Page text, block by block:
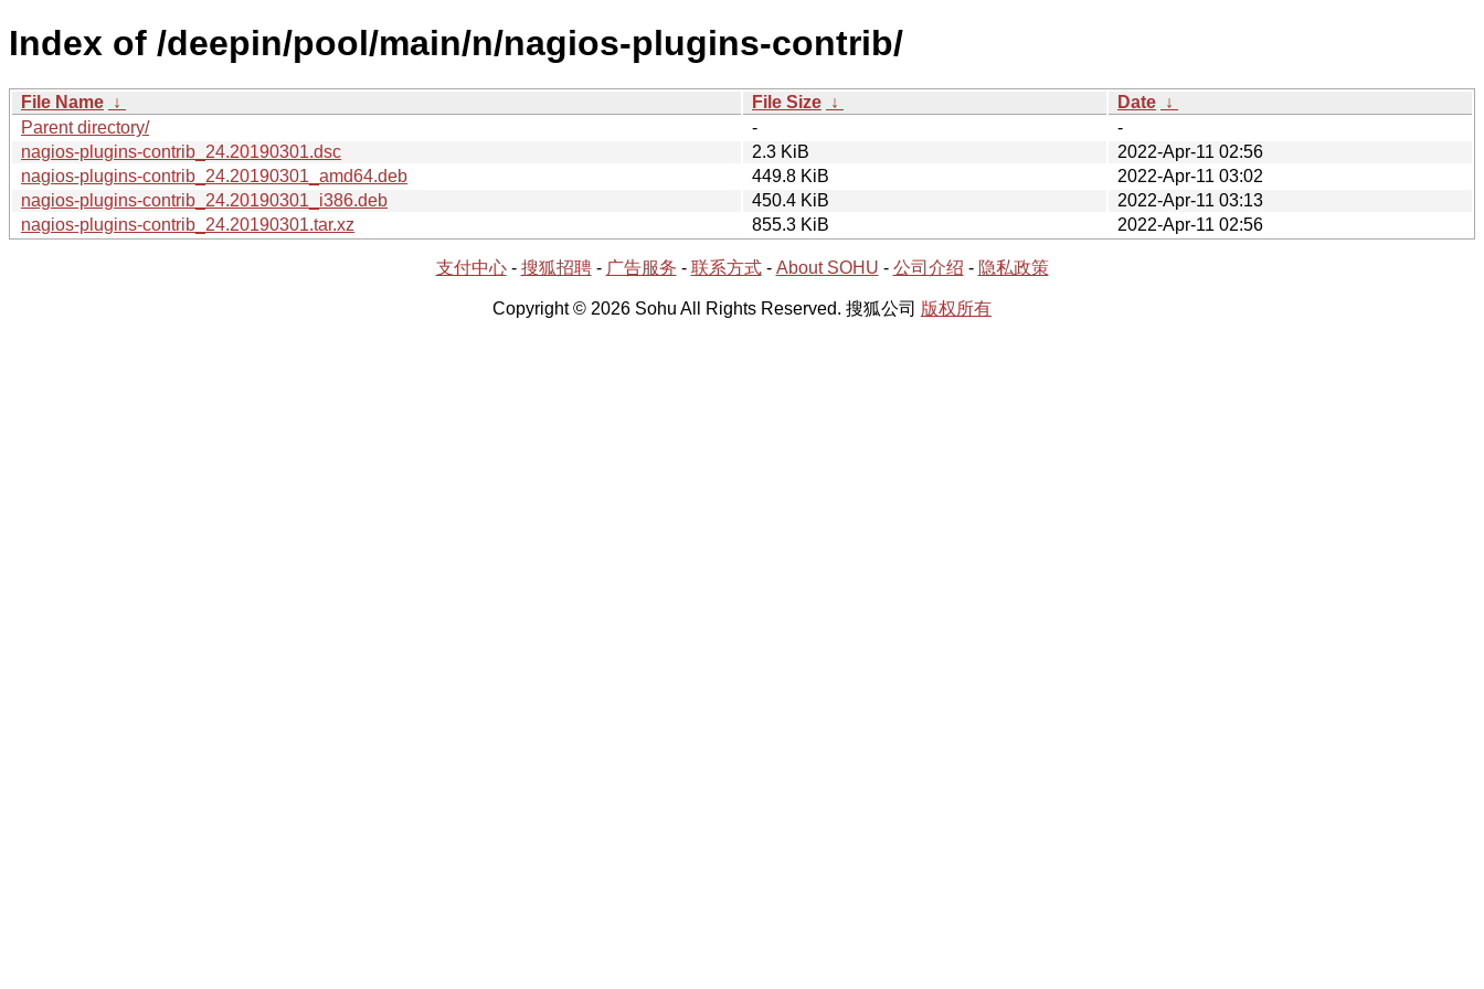
Index of /deepin/pool/main/n/nagios-plugins-contrib/
File Name ↓ File Size ↓ Date ↓
Parent directory/
-
-
nagios-plugins-contrib_24.20190301.dsc
2.3 KiB
2022-Apr-11 02:56
nagios-plugins-contrib_24.20190301_amd64.deb
449.8 KiB
2022-Apr-11 03:02
nagios-plugins-contrib_24.20190301_i386.deb
450.4 KiB
2022-Apr-11 03:13
nagios-plugins-contrib_24.20190301.tar.xz
855.3 KiB 2022-Apr-11 02:56
支付中心- 搜狐招聘- 广告服务 - 联系方式- About SOHU - 公司介绍 - 隐私政策
Copyright © 2026 Sohu All Rights Reserved. 搜狐公司 版权所有